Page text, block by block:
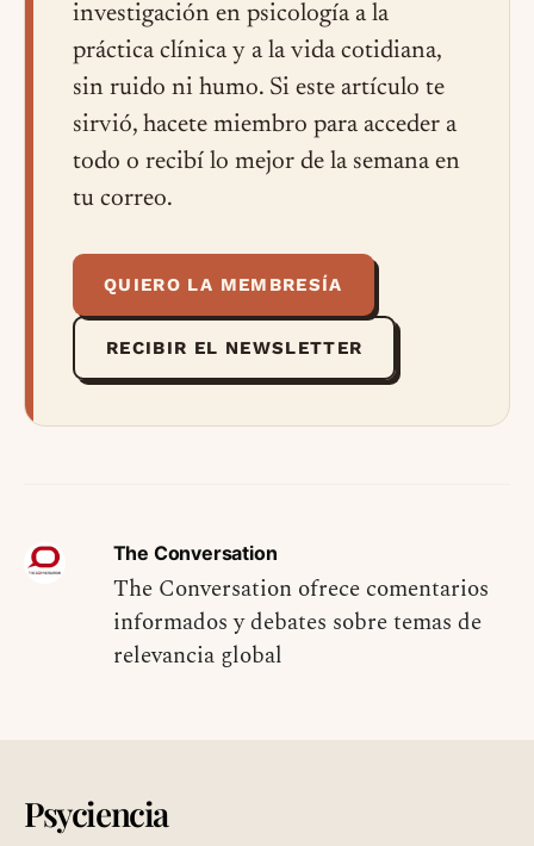
investigación en psicología a la
práctica clínica y a la vida cotidiana,
sin ruido ni humo. Si este artículo te
sirvió, hacete miembro para acceder a
todo o recibí lo mejor de la semana en
tu correo.
QUIERO LA MEMBRESÍA
RECIBIR EL NEWSLETTER
The Conversation
The Conversation ofrece comentarios
informados y debates sobre temas de
relevancia global
Psyciencia